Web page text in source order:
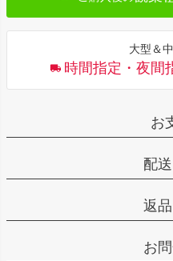
大型＆
時間指定・夜間
お
配
返
お